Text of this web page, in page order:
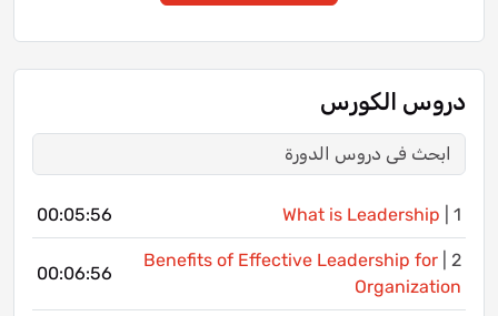
دروس الكورس
1 |
What is Leadership
00:05:56
2 |
Benefits of Effective Leadership for
Organization
00:06:56